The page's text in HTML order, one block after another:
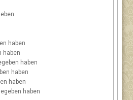
haben
haben
haben
haben
haben
haben